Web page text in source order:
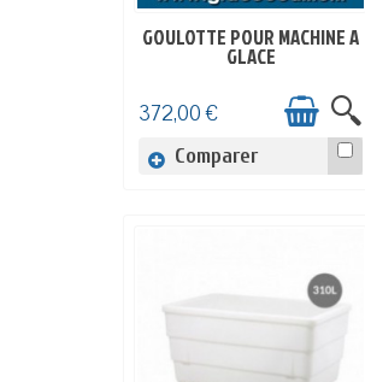
EN STOCK
GOULOTTE POUR MACHINE A
GLACE
372,00 €
Comparer